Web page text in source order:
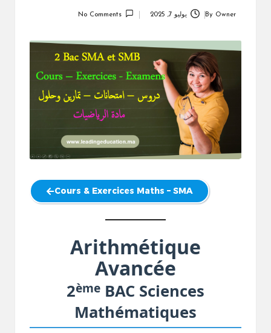
By Owner يوليو 7, 2025 No Comments
Cours & Exercices Maths – SMA
Arithmétique
Avancée
2ème BAC Sciences
Mathématiques